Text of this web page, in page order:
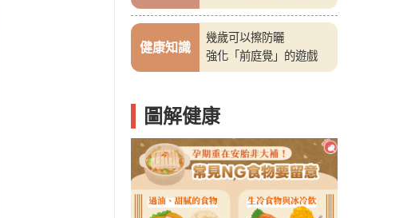
健康知識
幾歲可以擦防曬
強化「前庭覺」的遊戲
圖解健康